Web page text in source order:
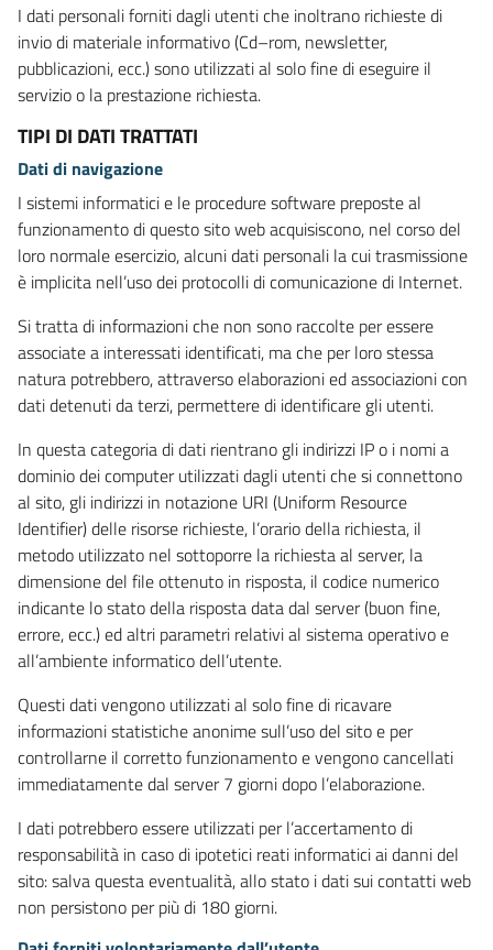
I dati personali forniti dagli utenti che inoltrano richieste di
invio di materiale informativo (Cd–rom, newsletter,
pubblicazioni, ecc.) sono utilizzati al solo fine di eseguire il
servizio o la prestazione richiesta.
TIPI DI DATI TRATTATI
Dati di navigazione
I sistemi informatici e le procedure software preposte al
funzionamento di questo sito web acquisiscono, nel corso del
loro normale esercizio, alcuni dati personali la cui trasmissione
è implicita nell’uso dei protocolli di comunicazione di Internet.
Si tratta di informazioni che non sono raccolte per essere
associate a interessati identificati, ma che per loro stessa
natura potrebbero, attraverso elaborazioni ed associazioni con
dati detenuti da terzi, permettere di identificare gli utenti.
In questa categoria di dati rientrano gli indirizzi IP o i nomi a
dominio dei computer utilizzati dagli utenti che si connettono
al sito, gli indirizzi in notazione URI (Uniform Resource
Identifier) delle risorse richieste, l’orario della richiesta, il
metodo utilizzato nel sottoporre la richiesta al server, la
dimensione del file ottenuto in risposta, il codice numerico
indicante lo stato della risposta data dal server (buon fine,
errore, ecc.) ed altri parametri relativi al sistema operativo e
all’ambiente informatico dell’utente.
Questi dati vengono utilizzati al solo fine di ricavare
informazioni statistiche anonime sull’uso del sito e per
controllarne il corretto funzionamento e vengono cancellati
immediatamente dal server 7 giorni dopo l’elaborazione.
I dati potrebbero essere utilizzati per l’accertamento di
responsabilità in caso di ipotetici reati informatici ai danni del
sito: salva questa eventualità, allo stato i dati sui contatti web
non persistono per più di 180 giorni.